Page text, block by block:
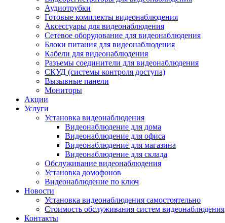
Аудиотрубки
Готовые комплекты видеонаблюдения
Аксессуары для видеонаблюдения
Сетевое оборудование для видеонаблюдения
Блоки питания для видеонаблюдения
Кабели для видеонаблюдения
Разъемы соединители для видеонаблюдения
СКУД (системы контроля доступа)
Вызывные панели
Мониторы
Акции
Услуги
Установка видеонаблюдения
Видеонаблюдение для дома
Видеонаблюдение для офиса
Видеонаблюдение для магазина
Видеонаблюдение для склада
Обслуживание видеонаблюдения
Установка домофонов
Видеонаблюдение по ключ
Новости
Установка видеонаблюдения самостоятельно
Стоимость обслуживания систем видеонаблюдения
Контакты